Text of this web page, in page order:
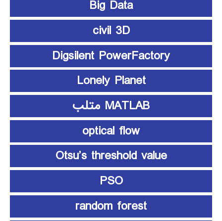
Big Data
civil 3D
Digsilent PowerFactory
Lonely Planet
MATLAB متلب
optical flow
Otsu’s threshold value
PSO
random forest